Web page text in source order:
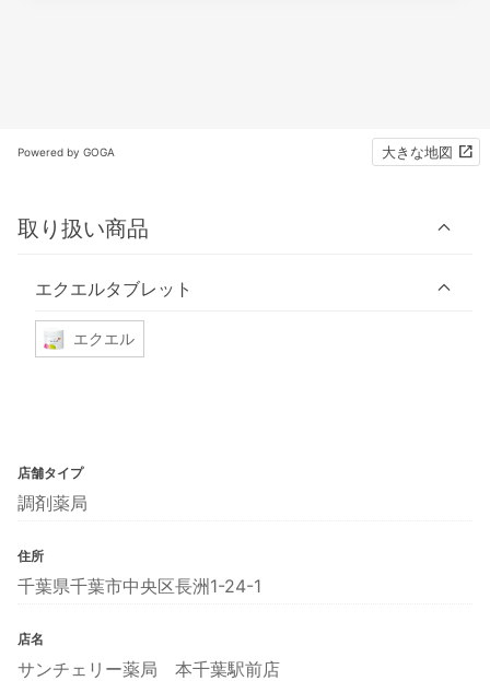
Powered by GOGA 大きな地図
取り扱い商品
エクエルタブレット
エクエル
店舗タイプ
調剤薬局
住所
千葉県千葉市中央区長洲1-24-1
店名
サンチェリー薬局 本千葉駅前店